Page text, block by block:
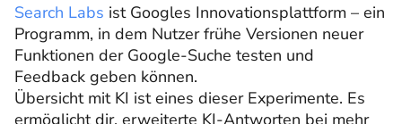
Search Labs ist Googles Innovationsplattform – ein
Programm, in dem Nutzer frühe Versionen neuer
Funktionen der Google-Suche testen und
Feedback geben können.
Übersicht mit KI ist eines dieser Experimente. Es
ermöglicht dir, erweiterte KI-Antworten bei mehr